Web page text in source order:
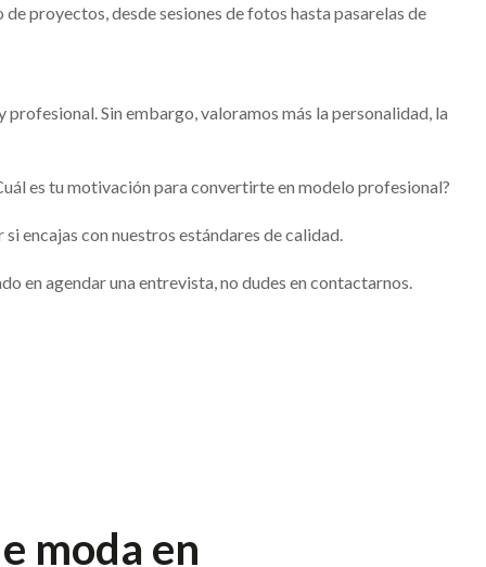
proyectos, desde sesiones de fotos hasta pasarelas de
Sin embargo, valoramos más la personalidad, la
es tu motivación para convertirte en modelo profesional?
encajas con nuestros estándares de calidad.
en agendar una entrevista, no dudes en contactarnos.
moda en